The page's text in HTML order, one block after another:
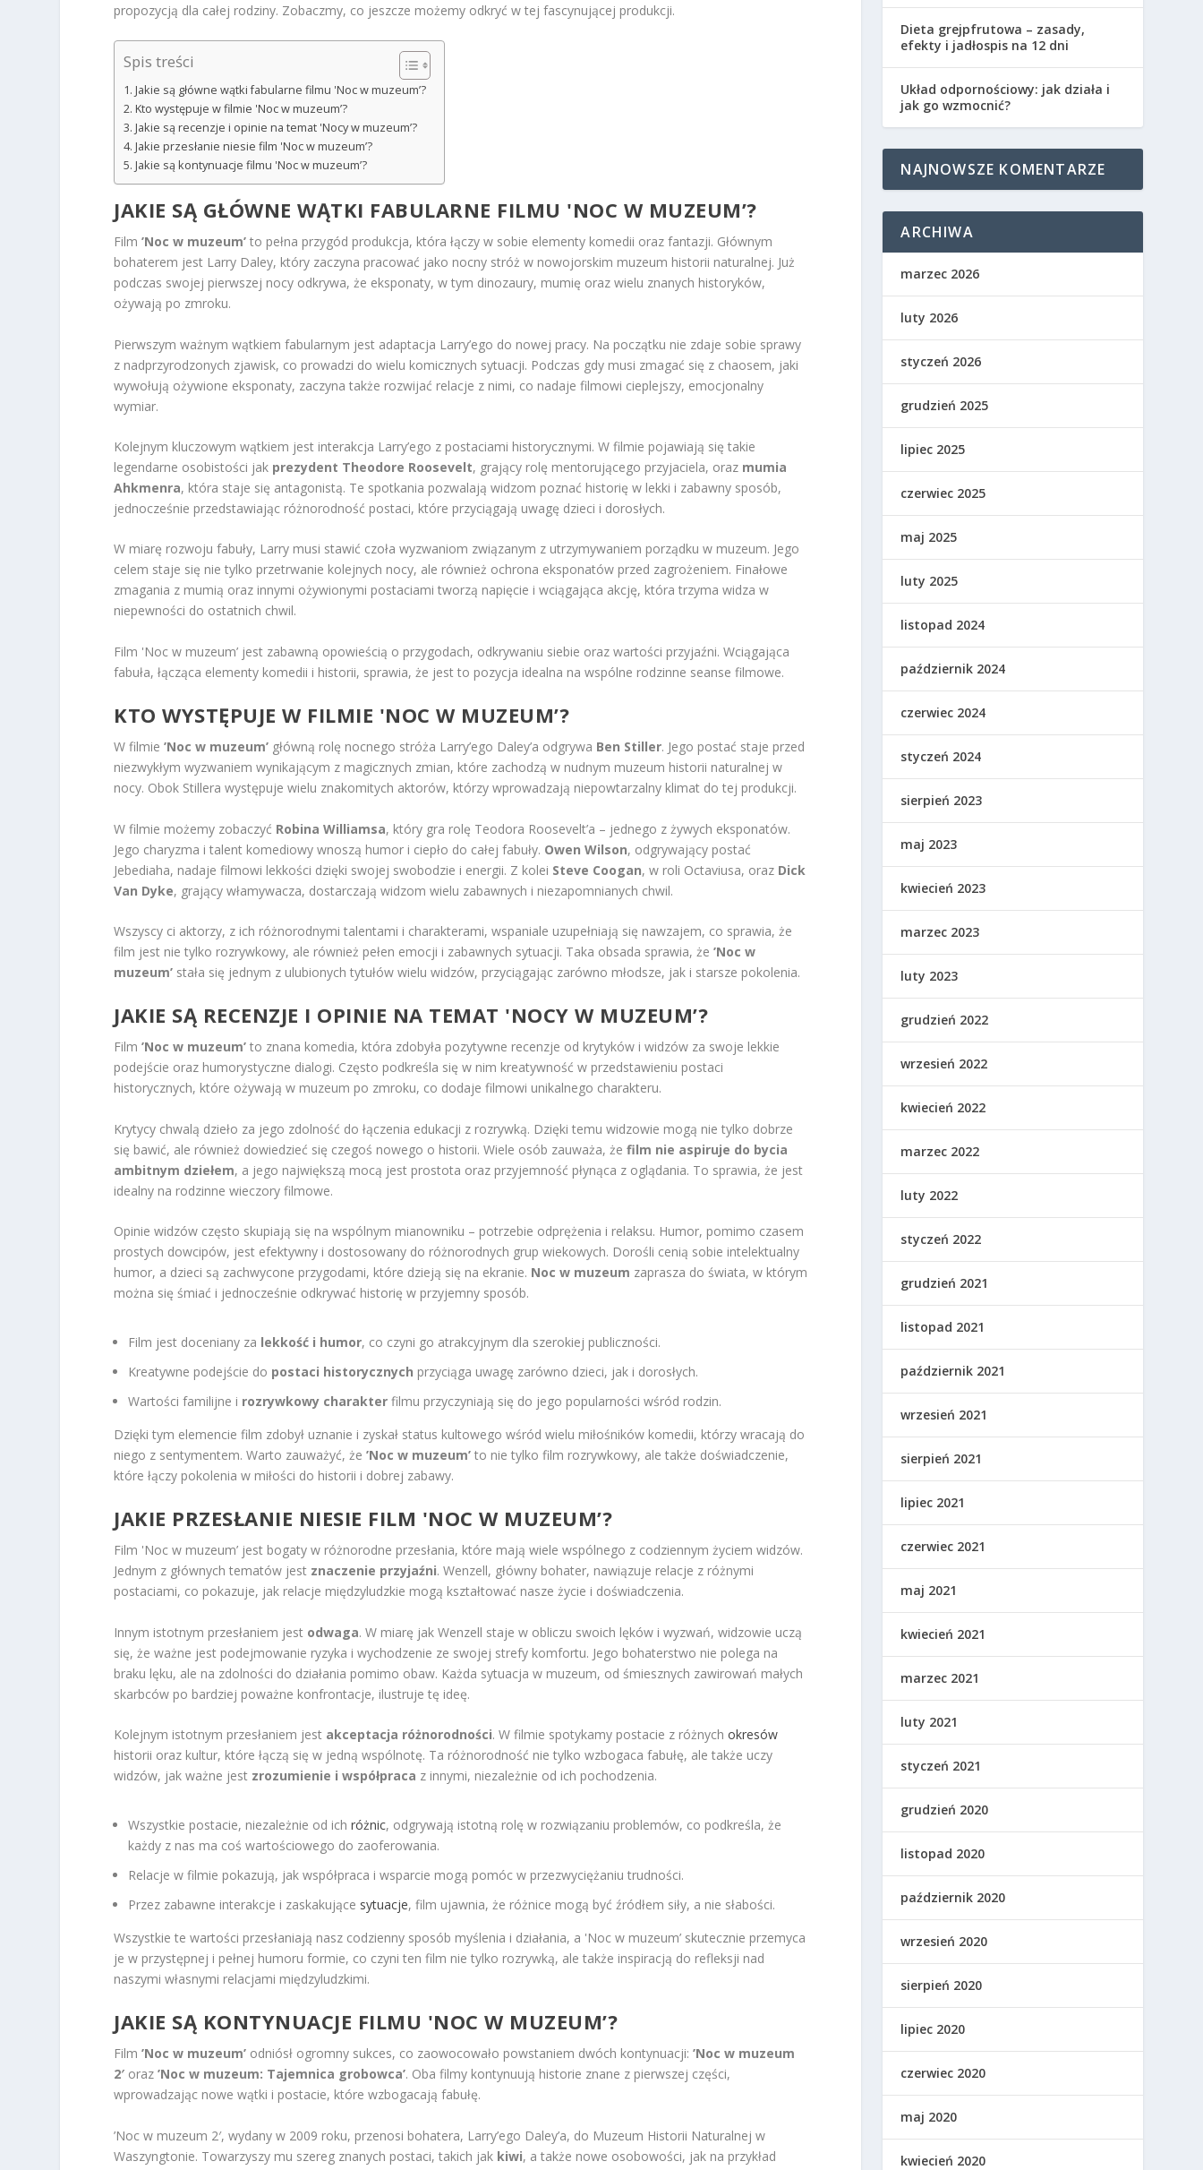
propozycją dla całej rodziny. Zobaczmy, co jeszcze możemy odkryć w tej fascynującej produkcji.
Spis treści
Jakie są główne wątki fabularne filmu 'Noc w muzeum’?
Kto występuje w filmie 'Noc w muzeum’?
Jakie są recenzje i opinie na temat 'Nocy w muzeum’?
Jakie przesłanie niesie film 'Noc w muzeum’?
Jakie są kontynuacje filmu 'Noc w muzeum’?
JAKIE SĄ GŁÓWNE WĄTKI FABULARNE FILMU 'NOC W MUZEUM’?
Film’Noc w muzeum’ to pełna przygód produkcja, która łączy w sobie elementy komedii oraz fantazji. Głównym
bohaterem jest Larry Daley, który zaczyna pracować jako nocny stróż w nowojorskim muzeum historii naturalnej. Już
podczas swojej pierwszej nocy odkrywa, że eksponaty, w tym dinozaury, mumię oraz wielu znanych historyków,
ożywają po zmroku.
Pierwszym ważnym wątkiem fabularnym jest adaptacja Larry’ego do nowej pracy. Na początku nie zdaje sobie sprawy
z nadprzyrodzonych zjawisk, co prowadzi do wielu komicznych sytuacji. Podczas gdy musi zmagać się z chaosem, jaki
wywołują ożywione eksponaty, zaczyna także rozwijać relacje z nimi, co nadaje filmowi cieplejszy, emocjonalny
wymiar.
Kolejnym kluczowym wątkiem jest interakcja Larry’ego z postaciami historycznymi. W filmie pojawiają się takie
legendarne osobistości jak prezydent Theodore Roosevelt, grający rolę mentorującego przyjaciela, oraz mumia
Ahkmenra, która staje się antagonistą. Te spotkania pozwalają widzom poznać historię w lekki i zabawny sposób,
jednocześnie przedstawiając różnorodność postaci, które przyciągają uwagę dzieci i dorosłych.
W miarę rozwoju fabuły, Larry musi stawić czoła wyzwaniom związanym z utrzymywaniem porządku w muzeum. Jego
celem staje się nie tylko przetrwanie kolejnych nocy, ale również ochrona eksponatów przed zagrożeniem. Finałowe
zmagania z mumią oraz innymi ożywionymi postaciami tworzą napięcie i wciągająca akcję, która trzyma widza w
niepewności do ostatnich chwil.
Film 'Noc w muzeum’ jest zabawną opowieścią o przygodach, odkrywaniu siebie oraz wartości przyjaźni. Wciągająca
fabuła, łącząca elementy komedii i historii, sprawia, że jest to pozycja idealna na wspólne rodzinne seanse filmowe.
KTO WYSTĘPUJE W FILMIE 'NOC W MUZEUM’?
W filmie’Noc w muzeum’ główną rolę nocnego stróża Larry’ego Daley’a odgrywa Ben Stiller. Jego postać staje przed
niezwykłym wyzwaniem wynikającym z magicznych zmian, które zachodzą w nudnym muzeum historii naturalnej w
nocy. Obok Stillera występuje wielu znakomitych aktorów, którzy wprowadzają niepowtarzalny klimat do tej produkcji.
W filmie możemy zobaczyć Robina Williamsa, który gra rolę Teodora Roosevelt’a – jednego z żywych eksponatów.
Jego charyzma i talent komediowy wnoszą humor i ciepło do całej fabuły. Owen Wilson, odgrywający postać
Jebediaha, nadaje filmowi lekkości dzięki swojej swobodzie i energii. Z kolei Steve Coogan, w roli Octaviusa, oraz Dick
Van Dyke, grający włamywacza, dostarczają widzom wielu zabawnych i niezapomnianych chwil.
Wszyscy ci aktorzy, z ich różnorodnymi talentami i charakterami, wspaniale uzupełniają się nawzajem, co sprawia, że
film jest nie tylko rozrywkowy, ale również pełen emocji i zabawnych sytuacji. Taka obsada sprawia, że’Noc w
muzeum’ stała się jednym z ulubionych tytułów wielu widzów, przyciągając zarówno młodsze, jak i starsze pokolenia.
JAKIE SĄ RECENZJE I OPINIE NA TEMAT 'NOCY W MUZEUM’?
Film’Noc w muzeum’ to znana komedia, która zdobyła pozytywne recenzje od krytyków i widzów za swoje lekkie
podejście oraz humorystyczne dialogi. Często podkreśla się w nim kreatywność w przedstawieniu postaci
historycznych, które ożywają w muzeum po zmroku, co dodaje filmowi unikalnego charakteru.
Krytycy chwalą dzieło za jego zdolność do łączenia edukacji z rozrywką. Dzięki temu widzowie mogą nie tylko dobrze
się bawić, ale również dowiedzieć się czegoś nowego o historii. Wiele osób zauważa, żefilm nie aspiruje do bycia
ambitnym dziełem, a jego największą mocą jest prostota oraz przyjemność płynąca z oglądania. To sprawia, że jest
idealny na rodzinne wieczory filmowe.
Opinie widzów często skupiają się na wspólnym mianowniku – potrzebie odprężenia i relaksu. Humor, pomimo czasem
prostych dowcipów, jest efektywny i dostosowany do różnorodnych grup wiekowych. Dorośli cenią sobie intelektualny
humor, a dzieci są zachwycone przygodami, które dzieją się na ekranie. Noc w muzeum zaprasza do świata, w którym
można się śmiać i jednocześnie odkrywać historię w przyjemny sposób.
Film jest doceniany za lekkość i humor, co czyni go atrakcyjnym dla szerokiej publiczności.
Kreatywne podejście do postaci historycznych przyciąga uwagę zarówno dzieci, jak i dorosłych.
Wartości familijne i rozrywkowy charakter filmu przyczyniają się do jego popularności wśród rodzin.
Dzięki tym elemencie film zdobył uznanie i zyskał status kultowego wśród wielu miłośników komedii, którzy wracają do
niego z sentymentem. Warto zauważyć, że’Noc w muzeum’ to nie tylko film rozrywkowy, ale także doświadczenie,
które łączy pokolenia w miłości do historii i dobrej zabawy.
JAKIE PRZESŁANIE NIESIE FILM 'NOC W MUZEUM’?
Film 'Noc w muzeum’ jest bogaty w różnorodne przesłania, które mają wiele wspólnego z codziennym życiem widzów.
Jednym z głównych tematów jest znaczenie przyjaźni. Wenzell, główny bohater, nawiązuje relacje z różnymi
postaciami, co pokazuje, jak relacje międzyludzkie mogą kształtować nasze życie i doświadczenia.
Innym istotnym przesłaniem jest odwaga. W miarę jak Wenzell staje w obliczu swoich lęków i wyzwań, widzowie uczą
się, że ważne jest podejmowanie ryzyka i wychodzenie ze swojej strefy komfortu. Jego bohaterstwo nie polega na
braku lęku, ale na zdolności do działania pomimo obaw. Każda sytuacja w muzeum, od śmiesznych zawirowań małych
skarbców po bardziej poważne konfrontacje, ilustruje tę ideę.
Kolejnym istotnym przesłaniem jest akceptacja różnorodności. W filmie spotykamy postacie z różnychokresów
historii oraz kultur, które łączą się w jedną wspólnotę. Ta różnorodność nie tylko wzbogaca fabułę, ale także uczy
widzów, jak ważne jest zrozumienie i współpraca z innymi, niezależnie od ich pochodzenia.
Wszystkie postacie, niezależnie od ichróżnic, odgrywają istotną rolę w rozwiązaniu problemów, co podkreśla, że
każdy z nas ma coś wartościowego do zaoferowania.
Relacje w filmie pokazują, jak współpraca i wsparcie mogą pomóc w przezwyciężaniu trudności.
Przez zabawne interakcje i zaskakujące sytuacje, film ujawnia, że różnice mogą być źródłem siły, a nie słabości.
Wszystkie te wartości przesłaniają nasz codzienny sposób myślenia i działania, a 'Noc w muzeum’ skutecznie przemyca
je w przystępnej i pełnej humoru formie, co czyni ten film nie tylko rozrywką, ale także inspiracją do refleksji nad
naszymi własnymi relacjami międzyludzkimi.
JAKIE SĄ KONTYNUACJE FILMU 'NOC W MUZEUM’?
Film’Noc w muzeum’ odniósł ogromny sukces, co zaowocowało powstaniem dwóch kontynuacji:’Noc w muzeum
2′ oraz’Noc w muzeum: Tajemnica grobowca’. Oba filmy kontynuują historie znane z pierwszej części,
wprowadzając nowe wątki i postacie, które wzbogacają fabułę.
’Noc w muzeum 2′, wydany w 2009 roku, przenosi bohatera, Larry’ego Daley’a, do Muzeum Historii Naturalnej w
Waszyngtonie. Towarzyszy mu szereg znanych postaci, takich jak kiwi, a także nowe osobowości, jak na przykład
Dieta grejpfrutowa – zasady,
efekty i jadłospis na 12 dni
Układ odpornościowy: jak działa i
jak go wzmocnić?
NAJNOWSZE KOMENTARZE
ARCHIWA
marzec 2026
luty 2026
styczeń 2026
grudzień 2025
lipiec 2025
czerwiec 2025
maj 2025
luty 2025
listopad 2024
październik 2024
czerwiec 2024
styczeń 2024
sierpień 2023
maj 2023
kwiecień 2023
marzec 2023
luty 2023
grudzień 2022
wrzesień 2022
kwiecień 2022
marzec 2022
luty 2022
styczeń 2022
grudzień 2021
listopad 2021
październik 2021
wrzesień 2021
sierpień 2021
lipiec 2021
czerwiec 2021
maj 2021
kwiecień 2021
marzec 2021
luty 2021
styczeń 2021
grudzień 2020
listopad 2020
październik 2020
wrzesień 2020
sierpień 2020
lipiec 2020
czerwiec 2020
maj 2020
kwiecień 2020